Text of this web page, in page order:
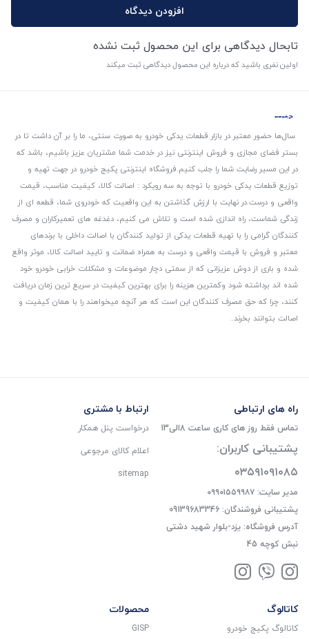
افزودن دیدگاه
تابحال دیدگاهی برای این محصول ثبت نشده
اولین نفری باشید که درباره این محصول دیدگاهی ثبت میکند
سال‌ها حضور معتبر در بازار قطعات یدکی خودرو به صورت سنتی، ما را بر آن داشت تا در
بستر فضای مجازی و فروش اینترنتی نیز در خدمت شما مشتریان عزیز باشیم، باشد که
در این مسیر رضایت شما را جلب کنیم.فروشگاه اینترنتی پکیج خودرو در جهت تهیه و
توزیع قطعات یدکی خودرو با توجه به سه رویکرد : اصالت کالا، کیفیت مناسب، قیمت
واقعی و درست.در نهایت با ارزش گذاشتن به این واقعیت که خودروی شما، قطعه ای از
زندگی شماست، راه اندازی شده است و تلاش می کنیم، دغدغه های تعمیرکاران و مصرف
کنندگان گرامی را با تهیه قطعات یدکی از تولید کنندگان با اصالت داخلی با برندهای
معتبر و فروش با قیمت واقعی و درست به همراه ضمانت و تایید اصالت کالا، موثر واقع
شده و باری از دوش عزیزانی که از سمتی دچار موضوعات و مشکلات خرابی خودرو خود
شده اند برداشته شود و‌کمترین هزینه را برای بهترین کیفیت در سریع ترین زمان دریافت
کنند، چرا که حق مصرف کنندگان این است که هر آنچه میخواهند را با همان کیفیت و
اصالت بتوانند بخرند..
راه های ارتباطی
تماس فقط روز های کاری ساعت 8الی13
پشتیبانی کاربران:
۰۳۵۹۱۰۹۱۰۸۵
مدیر سایت: ۰۹۹۰۱۵۵۹۹۸۷
پشتیبانی فروشندگان: 09139683346
آدرس فروشگاه: یزد-بلوار شهید دشتی
نبش کوچه 45
ارتباط با مشتری
درخواست پنل همکار
اعلام کالای مرجوعی
sitemap
کاتالوگ
کاتالوگ پکیج خودرو
محصولات
GISP